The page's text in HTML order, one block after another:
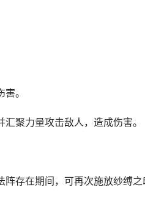
。
聚力量攻击敌人，造成伤害。
存在期间，可再次施放纱缚之